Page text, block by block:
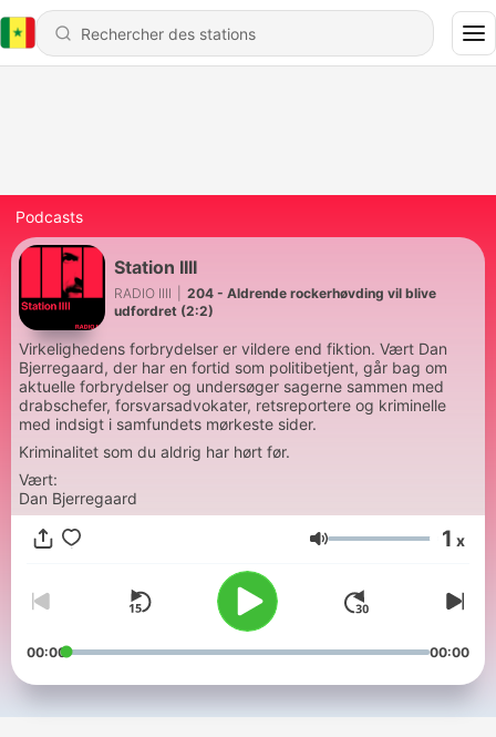
Podcasts
Station IIII
RADIO IIII
204 - Aldrende rockerhøvding vil blive
udfordret (2:2)
Virkelighedens forbrydelser er vildere end fiktion. Vært Dan
Bjerregaard, der har en fortid som politibetjent, går bag om
aktuelle forbrydelser og undersøger sagerne sammen med
drabschefer, forsvarsadvokater, retsreportere og kriminelle
med indsigt i samfundets mørkeste sider.
Kriminalitet som du aldrig har hørt før.
Vært:
Dan Bjerregaard
Volume 1 x
00:00 00:00